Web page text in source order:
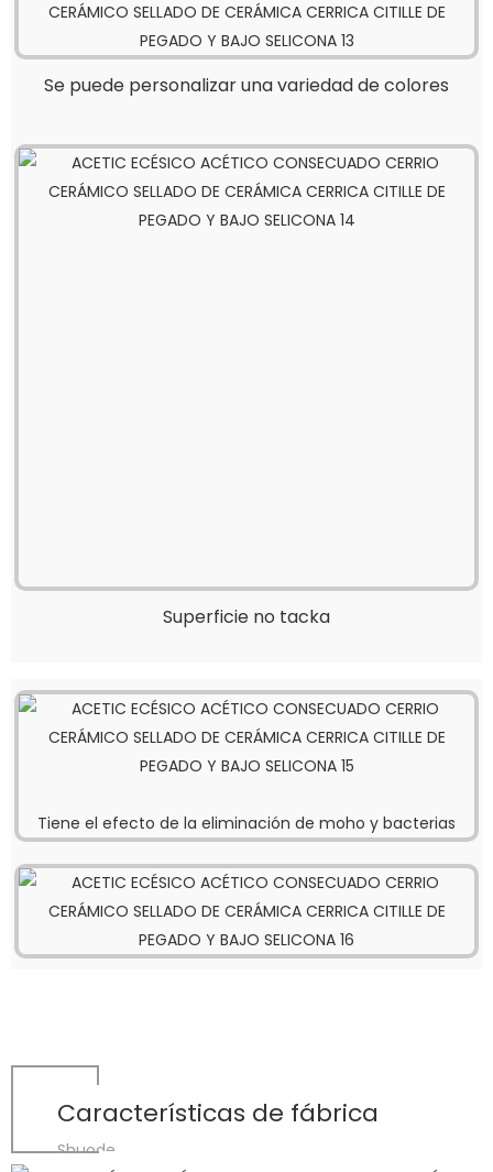
Se puede personalizar una variedad de colores
Superficie no tacka
Tiene el efecto de la eliminación de moho y bacterias
Características de fábrica
Shuode